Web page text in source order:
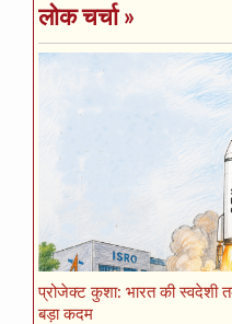
लोक चर्चा »
प्रोजेक्ट कुशा: भारत की स्वदेशी
बड़ा कदम